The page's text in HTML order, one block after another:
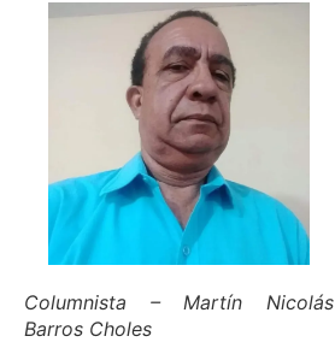
Columnista – Martín Nicolás
Barros Choles